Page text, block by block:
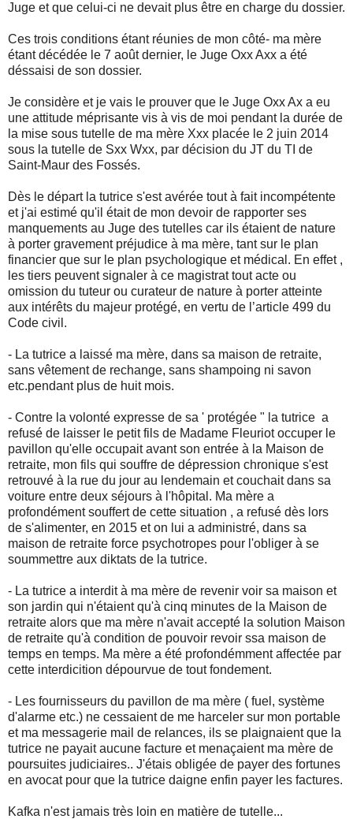
Juge et que celui-ci ne devait plus être en charge du dossier.
Ces trois conditions étant réunies de mon côté- ma mère
étant décédée le 7 août dernier, le Juge Oxx Axx a été
déssaisi de son dossier.
Je considère et je vais le prouver que le Juge Oxx Ax a eu
une attitude méprisante vis à vis de moi pendant la durée de
la mise sous tutelle de ma mère Xxx placée le 2 juin 2014
sous la tutelle de Sxx Wxx, par décision du JT du TI de
Saint-Maur des Fossés.
Dès le départ la tutrice s'est avérée tout à fait incompétente
et j'ai estimé qu'il était de mon devoir de rapporter ses
manquements au Juge des tutelles car ils étaient de nature
à porter gravement préjudice à ma mère, tant sur le plan
financier que sur le plan psychologique et médical. En effet ,
les tiers peuvent signaler à ce magistrat tout acte ou
omission du tuteur ou curateur de nature à porter atteinte
aux intérêts du majeur protégé, en vertu de l’article 499 du
Code civil.
- La tutrice a laissé ma mère, dans sa maison de retraite,
sans vêtement de rechange, sans shampoing ni savon
etc.pendant plus de huit mois.
- Contre la volonté expresse de sa ' protégée " la tutrice a
refusé de laisser le petit fils de Madame Fleuriot occuper le
pavillon qu'elle occupait avant son entrée à la Maison de
retraite, mon fils qui souffre de dépression chronique s'est
retrouvé à la rue du jour au lendemain et couchait dans sa
voiture entre deux séjours à l'hôpital. Ma mère a
profondément souffert de cette situation , a refusé dès lors
de s'alimenter, en 2015 et on lui a administré, dans sa
maison de retraite force psychotropes pour l'obliger à se
soummettre aux diktats de la tutrice.
- La tutrice a interdit à ma mère de revenir voir sa maison et
son jardin qui n'étaient qu'à cinq minutes de la Maison de
retraite alors que ma mère n'avait accepté la solution Maison
de retraite qu'à condition de pouvoir revoir ssa maison de
temps en temps. Ma mère a été profondémment affectée par
cette interdicition dépourvue de tout fondement.
- Les fournisseurs du pavillon de ma mère ( fuel, système
d'alarme etc.) ne cessaient de me harceler sur mon portable
et ma messagerie mail de relances, ils se plaignaient que la
tutrice ne payait aucune facture et menaçaient ma mère de
poursuites judiciaires.. J'étais obligée de payer des fortunes
en avocat pour que la tutrice daigne enfin payer les factures.
Kafka n'est jamais très loin en matière de tutelle...